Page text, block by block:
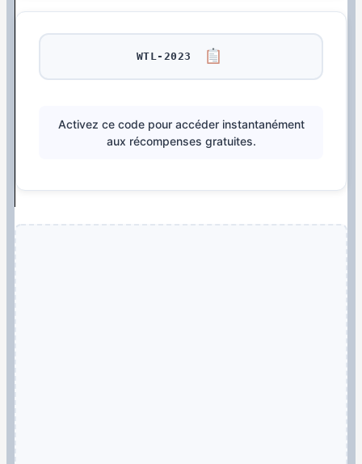
WTL-2023
Activez ce code pour accéder instantanément
aux récompenses gratuites.